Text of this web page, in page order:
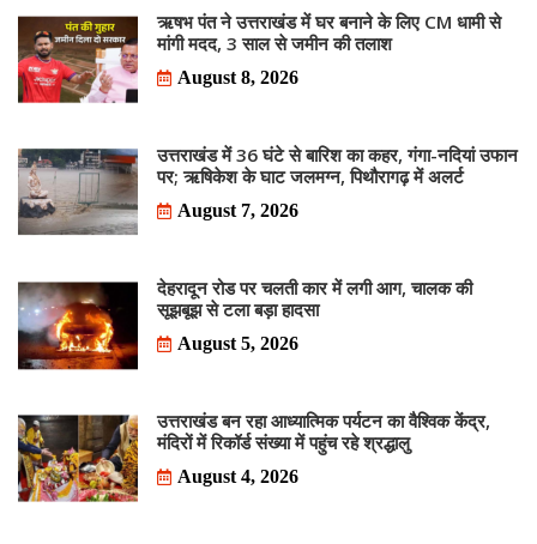
ऋषभ पंत ने उत्तराखंड में घर बनाने के लिए CM धामी से
मांगी मदद, 3 साल से जमीन की तलाश
August 8, 2026
उत्तराखंड में 36 घंटे से बारिश का कहर, गंगा-नदियां उफान
पर; ऋषिकेश के घाट जलमग्न, पिथौरागढ़ में अलर्ट
August 7, 2026
देहरादून रोड पर चलती कार में लगी आग, चालक की
सूझबूझ से टला बड़ा हादसा
August 5, 2026
उत्तराखंड बन रहा आध्यात्मिक पर्यटन का वैश्विक केंद्र,
मंदिरों में रिकॉर्ड संख्या में पहुंच रहे श्रद्धालु
August 4, 2026